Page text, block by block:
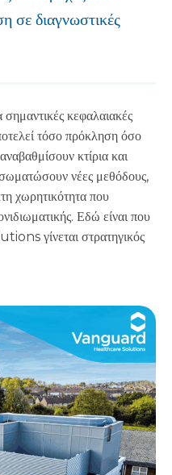
σε διαγνωστικές
κεφαλαιακές
τόσο πρόκληση όσο
κτίρια και
νέες μεθόδους,
χωρητικότητα που
Εδώ είναι που
γίνεται στρατηγικός